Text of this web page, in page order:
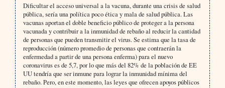
Dificultar el acceso universal a la vacuna, durante una crisis de salud
pública, sería una política poco ética y mala de salud pública. Las
vacunas aportan el doble beneficio público de proteger a la persona
vacunada y contribuir a la inmunidad de rebaño al reducir la cantidad
de personas que pueden transmitir el virus. Se estima que la tasa de
reproducción (número promedio de personas que contraerán la
enfermedad a partir de una persona enferma) para el nuevo
coronavirus es de 5,7, por lo que más del 82% de la población de EE
UU tendría que ser inmune para lograr la inmunidad mínima del
rebaño. Pero, en este momento, las leyes que ofrecen apoyos públicos